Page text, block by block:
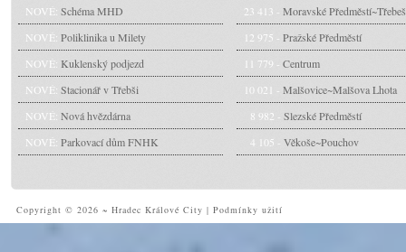
NOVÉ: Schéma MHD
NOVÉ: Poliklinika u Milety
NOVÉ: Kuklenský podjezd
NOVÉ: Stacionář v Třebši
NOVÉ: Nová hvězdárna
NOVÉ: Parkovací dům FNHK
23 413 - Moravské Předměstí~Třebeš
12 975 - Pražské Předměstí
11 779 - Centrum
10 021 - Malšovice~Malšova Lhota
8 982 - Slezské Předměstí
4 105 - Věkoše~Pouchov
Copyright © 2026 ~ Hradec Králové City | Podmínky užití